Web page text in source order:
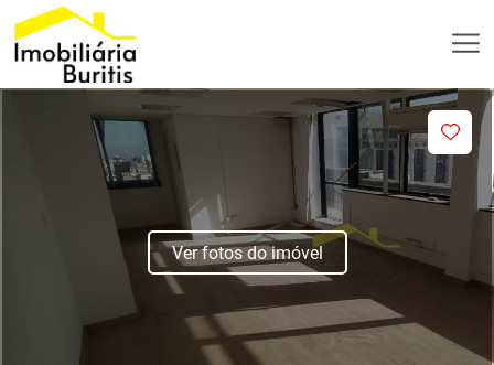
Ver fotos do imóvel